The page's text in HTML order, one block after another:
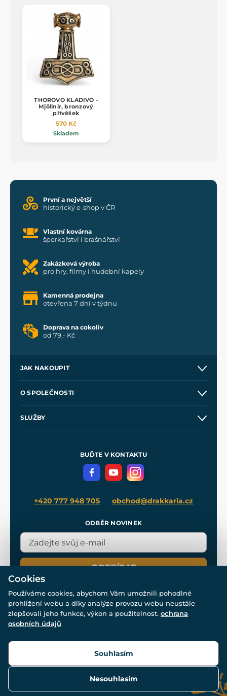
THOROVO KLADIVO -
Mjöllnir, bronzový
přívěšek
570 Kč
Skladem
První a největší
historický e-shop v ČR
Vlastní kovárna
šperkařství i brašnářství
Zakázková výroba
pro hry, filmy i hudební kapely
Kamenná prodejna
otevřena 7 dní v týdnu
Doprava na cokoliv
od 79,- Kč
JAK NAKOUPIT
Velkoobchod
O SPOLEČNOSTI
SLUŽBY
Meče pro Kingdom Come
BUĎTE V KONTAKTU
+420 777 948 705 obchod@drakkaria.cz
ODBĚR NOVINEK
ODEBÍRAT
© Všechna práva vyhrazena. www.drakkaria.cz 2007-2026.
Cookies
Používáme cookies, abychom Vám umožnili pohodlné
prohlížení webu a díky analýze provozu webu neustále
zlepšovali jeho funkce, výkon a použitelnost. ochrana
osobních údajů
Nesouhlasím
Souhlasím